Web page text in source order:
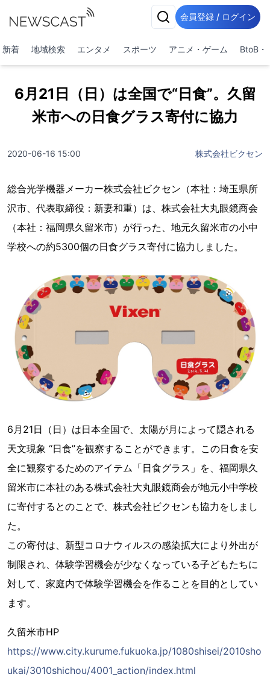
会員登録 / ログイン
新着 地域検索 エンタメ スポーツ アニメ・ゲーム BtoB・
6月21日（日）は全国で“日食”。久留
米市への日食グラス寄付に協力
2020-06-16 15:00 株式会社ビクセン
総合光学機器メーカー株式会社ビクセン（本社：埼玉県所
沢市、代表取締役：新妻和重）は、株式会社大丸眼鏡商会
（本社：福岡県久留米市）が行った、地元久留米市の小中
学校への約5300個の日食グラス寄付に協力しました。
6月21日（日）は日本全国で、太陽が月によって隠される
天文現象 “日食”を観察することができます。この日食を安
全に観察するためのアイテム「日食グラス」を、福岡県久
留米市に本社のある株式会社大丸眼鏡商会が地元小中学校
に寄付するとのことで、株式会社ビクセンも協力をしまし
た。
この寄付は、新型コロナウィルスの感染拡大により外出が
制限され、体験学習機会が少なくなっている子どもたちに
対して、家庭内で体験学習機会を作ることを目的としてい
ます。
久留米市HP
https://www.city.kurume.fukuoka.jp/1080shisei/2010sho
ukai/3010shichou/4001_action/index.html